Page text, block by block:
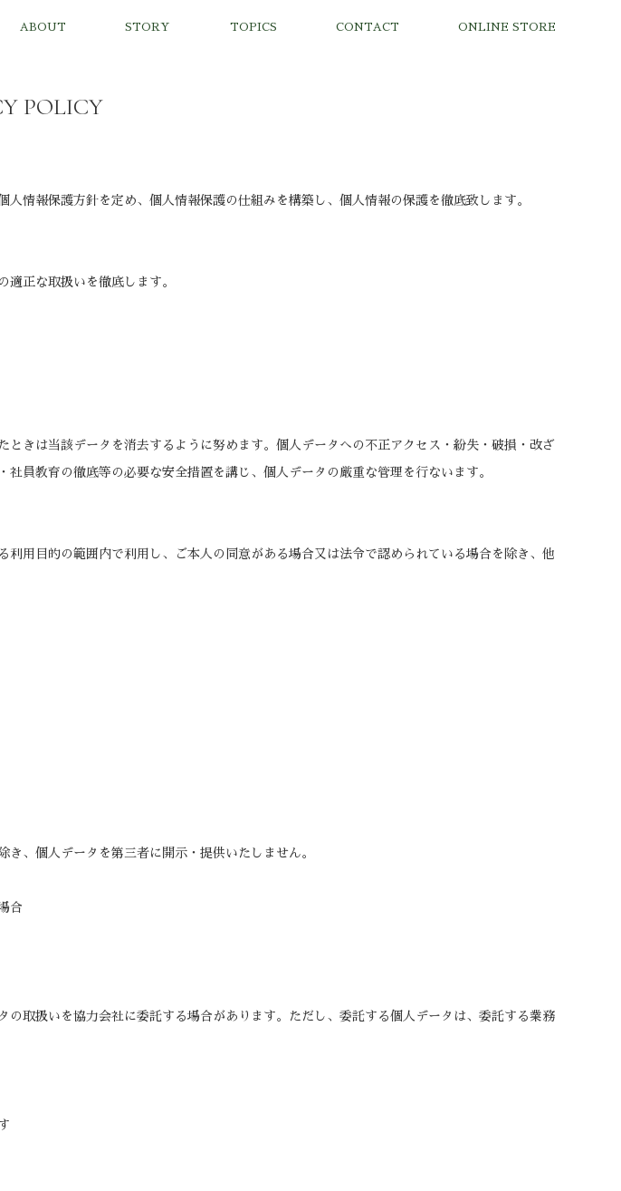
ABOUT STORY TOPICS CONTACT ONLINE STORE
POLICY
人情報保護方針を定め、個人情報保護の仕組みを構築し、個人情報の保護を徹底致します。
正な取扱いを徹底します。
きは当該データを消去するように努めます。個人データへの不正アクセス・紛失・破損・改ざ
員教育の徹底等の必要な安全措置を講じ、個人データの厳重な管理を行ないます。
用目的の範囲内で利用し、ご本人の同意がある場合又は法令で認められている場合を除き、他
、個人データを第三者に開示・提供いたしません。
合
取扱いを協力会社に委託する場合があります。ただし、委託する個人データは、委託する業務